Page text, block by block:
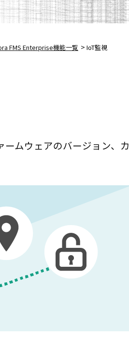
FMS Enterprise機能一覧 > IoT監視
ムウェアのバージョン、カ